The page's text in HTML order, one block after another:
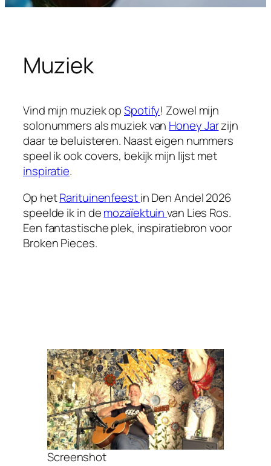
Muziek
Vind mijn muziek opSpotify! Zowel mijn
solonummers als muziek van Honey Jarzijn
daar te beluisteren. Naast eigen nummers
speel ik ook covers, bekijk mijn lijst met
inspiratie.
Op hetRarituinenfeestin Den Andel 2026
speelde ik in demozaïektuinvan Lies Ros.
Een fantastische plek, inspiratiebron voor
Broken Pieces.
Screenshot